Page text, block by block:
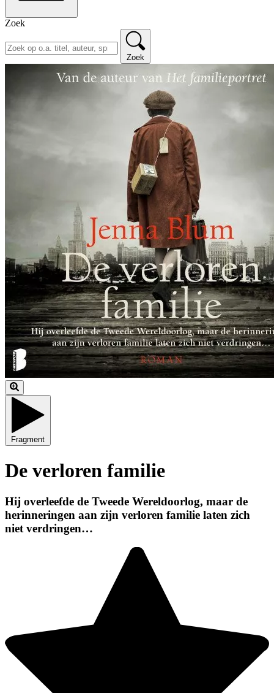
Zoek
Zoek
Fragment
De verloren familie
Hij overleefde de Tweede Wereldoorlog, maar de
herinneringen aan zijn verloren familie laten zich
niet verdringen…